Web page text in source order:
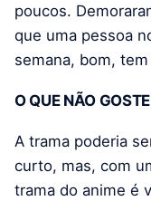
poucos.
que uma pessoa
semana, bom,
O QUE NÃO
A trama poderia
curto, mas, com
trama do anime é